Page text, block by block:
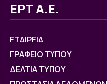
ΕΡΤ Α.Ε.
ΕΤΑΙΡΕΙΑ
ΓΡΑΦΕΙΟ ΤΥΠΟΥ
ΔΕΛΤΙΑ ΤΥΠΟΥ